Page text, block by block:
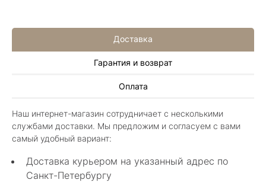
Доставка
Гарантия и возврат
Оплата
Наш интернет-магазин сотрудничает с несколькими
службами доставки. Мы предложим и согласуем с вами
самый удобный вариант:
Доставка курьером на указанный адрес по
Санкт-Петербургу
Алла Майорова
Классные изделия, оригинальные не похожие
в других магазинах. Сотрудники очень
грамотные специалисты в своем деле помогли
с выбором.
Показать полностью